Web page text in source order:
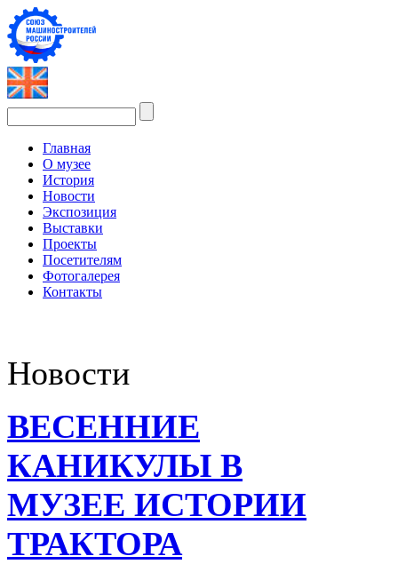
Главная
О музее
История
Новости
Экспозиция
Выставки
Проекты
Посетителям
Фотогалерея
Контакты
Новости
ВЕСЕННИЕ
КАНИКУЛЫ В
МУЗЕЕ ИСТОРИИ
ТРАКТОРА